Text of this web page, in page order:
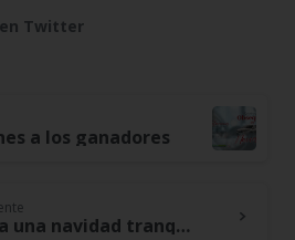
Twitter
a los ganadores
Ideas para una navidad tranquila en familia